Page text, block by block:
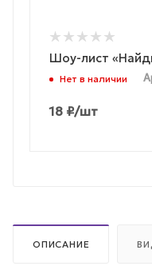
Шоу-лист
Нет в наличии
18 ₽/шт
ОПИСАНИЕ